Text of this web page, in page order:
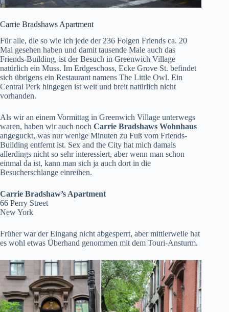
Carrie Bradshaws Apartment
Für alle, die so wie ich jede der 236 Folgen Friends ca. 20
Mal gesehen haben und damit tausende Male auch das
Friends-Building, ist der Besuch in Greenwich Village
natürlich ein Muss. Im Erdgeschoss, Ecke Grove St. befindet
sich übrigens ein Restaurant namens The Little Owl. Ein
Central Perk hingegen ist weit und breit natürlich nicht
vorhanden.
Als wir an einem Vormittag in Greenwich Village unterwegs
waren, haben wir auch noch Carrie Bradshaws Wohnhaus
angeguckt, was nur wenige Minuten zu Fuß vom Friends-
Building entfernt ist. Sex and the City hat mich damals
allerdings nicht so sehr interessiert, aber wenn man schon
einmal da ist, kann man sich ja auch dort in die
Besucherschlange einreihen.
Carrie Bradshaw’s Apartment
66 Perry Street
New York
Früher war der Eingang nicht abgesperrt, aber mittlerweile hat
es wohl etwas Überhand genommen mit dem Touri-Ansturm.